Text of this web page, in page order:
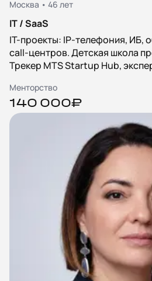
Москва • 46 лет
IT / SaaS
IT-проекты: IP-телефония, ИБ,
call-центров. Детская школа
Трекер MTS Startup Hub,
Менторство
140 000₽